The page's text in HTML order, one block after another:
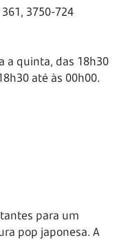
361, 3750-724
a quinta, das 18h30
até às 00h00.
para um
pop japonesa. A